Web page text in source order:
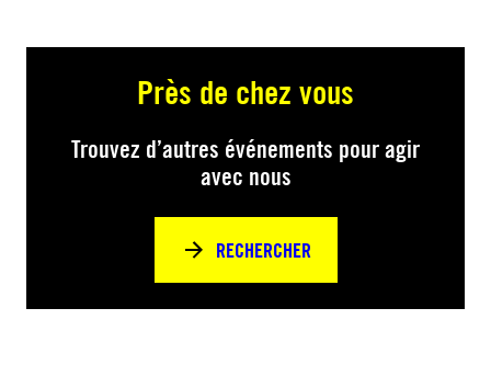
Près de chez vous
Trouvez d’autres événements pour agir
avec nous
RECHERCHER